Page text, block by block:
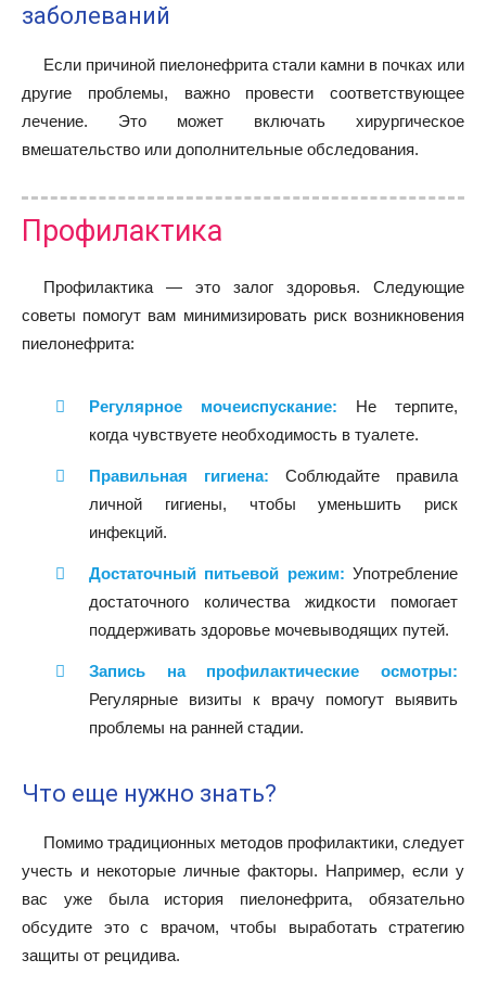
заболеваний
Если причиной пиелонефрита стали камни в почках или
другие проблемы, важно провести соответствующее
лечение. Это может включать хирургическое
вмешательство или дополнительные обследования.
Профилактика
Профилактика — это залог здоровья. Следующие
советы помогут вам минимизировать риск возникновения
пиелонефрита:
Регулярное мочеиспускание: Не терпите,
когда чувствуете необходимость в туалете.
Правильная гигиена: Соблюдайте правила
личной гигиены, чтобы уменьшить риск
инфекций.
Достаточный питьевой режим: Употребление
достаточного количества жидкости помогает
поддерживать здоровье мочевыводящих путей.
Запись на профилактические осмотры:
Регулярные визиты к врачу помогут выявить
проблемы на ранней стадии.
Что еще нужно знать?
Помимо традиционных методов профилактики, следует
учесть и некоторые личные факторы. Например, если у
вас уже была история пиелонефрита, обязательно
обсудите это с врачом, чтобы выработать стратегию
защиты от рецидива.